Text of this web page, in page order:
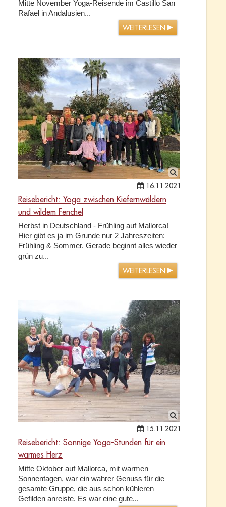
Mitte November Yoga-Reisende im Castillo San
Rafael in Andalusien...
WEITERLESEN
16.11.2021
Reisebericht: Yoga zwischen Kiefernwäldern
und wildem Fenchel
Herbst in Deutschland - Frühling auf Mallorca!
Hier gibt es ja im Grunde nur 2 Jahreszeiten:
Frühling & Sommer. Gerade beginnt alles wieder
grün zu...
WEITERLESEN
15.11.2021
Reisebericht: Sonnige Yoga-Stunden für ein
warmes Herz
Mitte Oktober auf Mallorca, mit warmen
Sonnentagen, war ein wahrer Genuss für die
gesamte Gruppe, die aus schon kühleren
Gefilden anreiste. Es war eine gute...